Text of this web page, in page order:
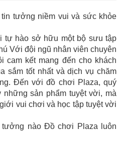
tưởng niềm vui và sức khỏe
tự hào sở hữu một bộ sưu tập
Với đội ngũ nhân viên chuyên
cam kết mang đến cho khách
sắm tốt nhất và dịch vụ chăm
Đến với đồ chơi Plaza, quý
những sản phẩm tuyệt vời, mà
vui chơi và học tập tuyệt vời
tưởng nào Đồ chơi Plaza luôn